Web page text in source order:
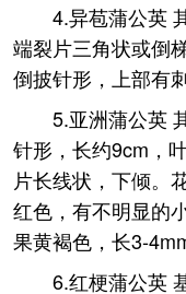
4.异苞蒲公英
端裂片三角状或倒
倒披针形，上部有
5.亚洲蒲公英
针形，长约9cm，
片长线状，下倾。
红色，有不明显的
果黄褐色，长3-
6.红梗蒲公英